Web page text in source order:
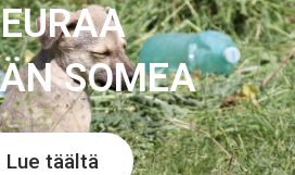
SOMEA
Lue täältä